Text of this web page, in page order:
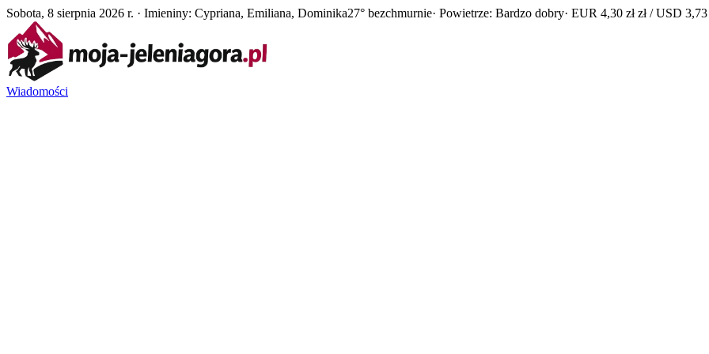
Sobota, 8 sierpnia 2026 r. · Imieniny: Cypriana, Emiliana, Dominika27° bezchmurnie· Powietrze: Bardzo dobry· EUR 4,30 zł zł / USD 3,73
Wiadomości